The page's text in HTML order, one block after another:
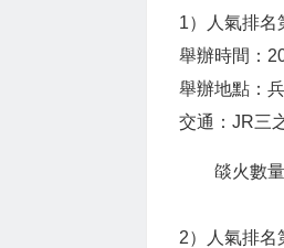
1）人氣排名
舉辦時間：
舉辦地點：
交通：JR三
燄火數
2）人氣排名